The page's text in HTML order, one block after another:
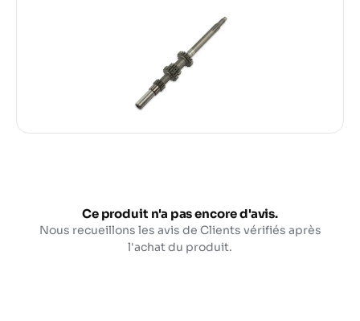
Ce produit n'a pas encore d'avis.
Nous recueillons les avis de Clients vérifiés après
l'achat du produit.